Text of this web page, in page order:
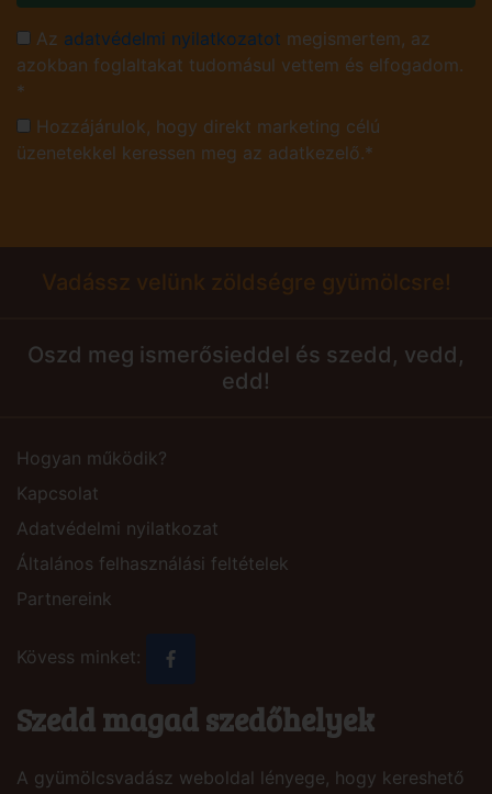
Az adatvédelmi nyilatkozatot megismertem, az
azokban foglaltakat tudomásul vettem és elfogadom.
*
Hozzájárulok, hogy direkt marketing célú
üzenetekkel keressen meg az adatkezelő.*
Vadássz velünk zöldségre gyümölcsre!
Oszd meg ismerősieddel és szedd, vedd,
edd!
Hogyan működik?
Kapcsolat
Adatvédelmi nyilatkozat
Általános felhasználási feltételek
Partnereink
Kövess minket:
Szedd magad szedőhelyek
A gyümölcsvadász weboldal lényege, hogy kereshető